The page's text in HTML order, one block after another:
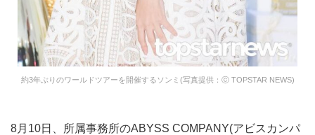
約3年ぶりのワールドツアーを開催するソンミ(写真提供：ⓒ TOPSTAR NEWS)
8月10日、所属事務所のABYSS COMPANY(アビスカンパ